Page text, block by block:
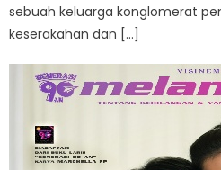
sebuah keluarga konglomerat
keserakahan dan […]